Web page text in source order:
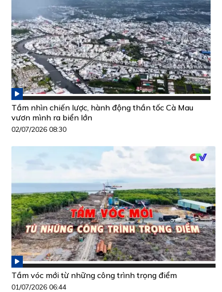
Tầm nhìn chiến lược, hành động thần tốc Cà Mau
vươn mình ra biển lớn
02/07/2026 08:30
Tầm vóc mới từ những công trình trọng điểm
01/07/2026 06:44